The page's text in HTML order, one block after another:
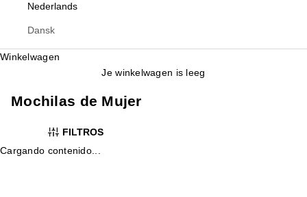
Nederlands
Dansk
Winkelwagen
Je winkelwagen is leeg
Mochilas de Mujer
FILTROS
Cargando contenido...